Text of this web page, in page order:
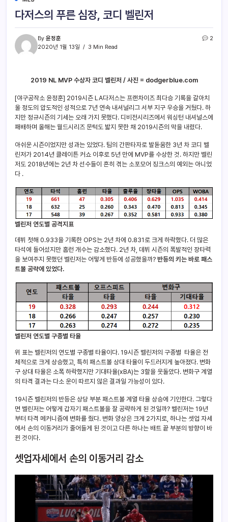
다저스의 푸른 심장, 코디 벨린저
By 윤정훈
2020년 1월 13일
3 Min Read
2
2019 NL MVP 수상자 코디 벨린저 / 사진 = dodgerblue.com
[야구공작소 윤정훈] 2019시즌 LA다저스는 프랜차이즈 최다승 기록을 갈아치
울 정도의 압도적인 성적으로 7년 연속 내셔널리그 서부 지구 우승을 거뒀다. 하
지만 정규시즌의 기세는 오래 가지 못했다. 디비전시리즈에서 워싱턴 내셔널스에
패배하며 올해는 월드시리즈 문턱도 밟지 못한 채 2019시즌의 막을 내렸다.
아쉬운 시즌이었지만 성과는 있었다. 팀의 간판타자로 발돋움한 3년 차 코디 벨
린저가 2014년 클레이튼 커쇼 이후로 5년 만에 MVP를 수상한 것. 하지만 벨린
저도 2018년에는 2년 차 선수들이 흔히 겪는 소포모어 징크스의 예외는 아니었
다 .
벨린저 연도별 공격지표
데뷔 첫해 0.933을 기록한 OPS는 2년 차에 0.831로 크게 하락했다. 더 많은
타석에 들어섰지만 홈런 개수는 감소했다. 2년 차, 데뷔 시즌의 폭발적인 장타력
을 보여주지 못했던 벨린저는 어떻게 반등에 성공했을까? 반등의 키는 바로 패스
트볼 공략에 있었다.
벨린저 연도별 구종별 타율
위 표는 벨린저의 연도별 구종별 타율이다. 19시즌 벨린저의 구종별 타율은 전
체적으로 크게 상승했고, 특히 패스트볼 상대 타율이 두드러지게 높아졌다. 변화
구 상대 타율은 소폭 하락했지만 기대타율(xBA)는 3할을 웃돌았다. 변화구 계열
의 타격 결과는 다소 운이 따르지 않은 결과일 가능성이 있다.
19시즌 벨린저의 반등은 상당 부분 패스트볼 계열 타율 상승에 기인한다. 그렇다
면 벨린저는 어떻게 갑자기 패스트볼을 잘 공략하게 된 것일까? 벨린저는 19년
부터 타격 메커니즘에 변화를 줬다. 변화 양상은 크게 2가지로, 하나는 셋업 자세
에서 손의 이동거리가 줄어들게 된 것이고 다른 하나는 배트 끝 부분의 방향이 바
뀐 것이다.
셋업자세에서 손의 이동거리 감소